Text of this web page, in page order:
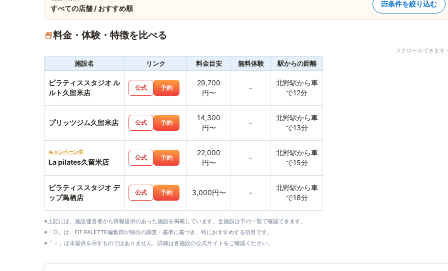
すべての店舗 / おすすめ順
条件を絞り込む
料金・体験・特徴を比べる
スクロールできま
施設名 リンク 料金目安 無料体験 駅からの距離
ピラティススタジオ ル
ルト久留米店
公式 予約
29,700
円〜
-
北野駅から車
で12分
プリッツジム久留米店 公式 予約
14,300
円〜
-
北野駅から車
で13分
キャンペーン中
La pilates久留米店
公式 予約
22,000
円〜
-
北野駅から車
で15分
ピラティススタジオ デ
ップ鳥栖店
公式 予約 3,000円〜 -
北野駅から車
で18分
※上記には、施設運営者から情報提供のあった施設を掲載しています。全施設は下の一覧で確認できます。
※「○」は、FIT PALETTE編集部が独自の調査・基準に基づき、特におすすめする項目です。
※「－」は未提供を示すものではありません。詳細は各施設の公式サイトをご確認ください。